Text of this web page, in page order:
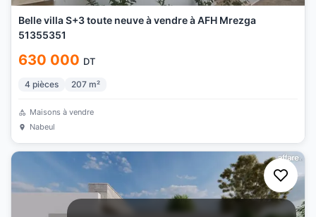
Belle villa S+3 toute neuve à vendre à AFH Mrezga
51355351
630 000 DT
4 pièces 207 m²
Maisons à vendre
Nabeul